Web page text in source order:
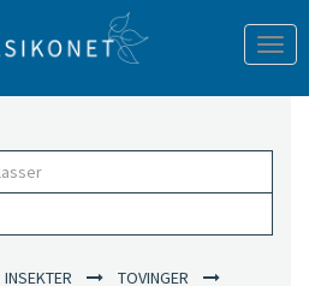
INSEKTER TOVINGER